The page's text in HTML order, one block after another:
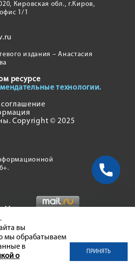
Кировская обл., г.Киров,
1/1
издания – Анастасия
ресурсе
технологии.
Copyright © 2025
вы
мы обрабатываем
в
о
ПРИНЯТЬ